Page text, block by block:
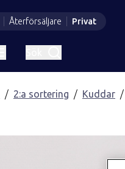
Återförsäljare Privat
2:a sortering Kuddar